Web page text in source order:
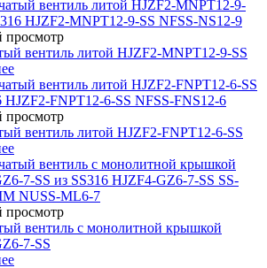
просмотр
вентиль литой HJZF2-MNPT12-9-SS
просмотр
вентиль литой HJZF2-FNPT12-6-SS
просмотр
вентиль с монолитной крышкой
7-SS